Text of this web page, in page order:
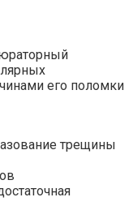
его поломки
трещины